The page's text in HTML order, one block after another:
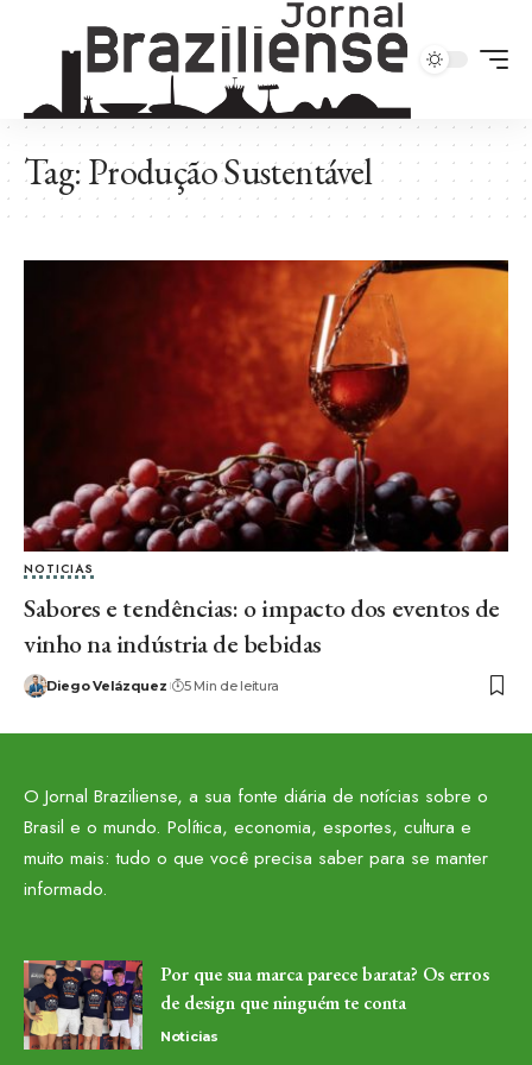
Tag:Produção Sustentável
NOTICIAS
Sabores e tendências: o impacto dos eventos de
vinho na indústria de bebidas
Diego Velázquez 5 Min de leitura
O Jornal Braziliense, a sua fonte diária de notícias sobre o
Brasil e o mundo. Política, economia, esportes, cultura e
muito mais: tudo o que você precisa saber para se manter
informado.
Por que sua marca parece barata? Os erros
de design que ninguém te conta
Noticias